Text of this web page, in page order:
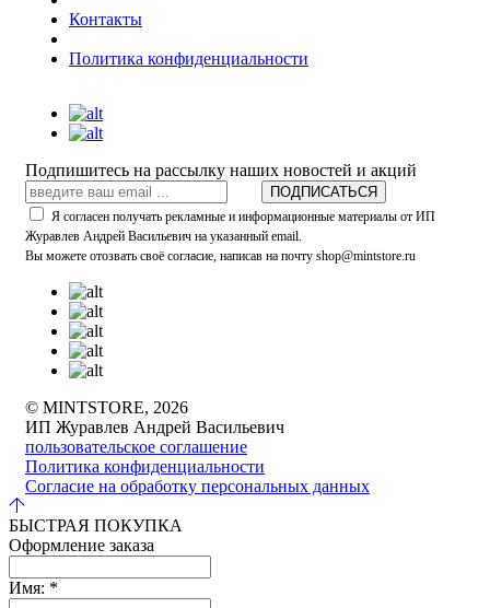
Контакты
Политика конфиденциальности
Подпишитесь на рассылку наших новостей и акций
ПОДПИСАТЬСЯ
Я согласен получать рекламные и информационные материалы от ИП
Журавлев Андрей Васильевич на указанный email.
Вы можете отозвать своё согласие, написав на почту shop@mintstore.ru
© MINTSTORE, 2026
ИП Журавлев Андрей Васильевич
пользовательское соглашение
Политика конфиденциальности
Согласие на обработку персональных данных
БЫСТРАЯ ПОКУПКА
Оформление заказа
Имя: *